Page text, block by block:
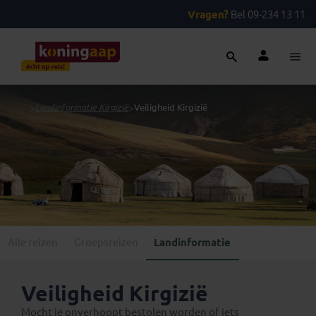
Vragen? Bel 09-234 13 11
Landinformatie Kirgizië >Veiligheid Kirgizië
Landinformatie
Veiligheid Kirgizië
Mocht je onverhoopt bestolen worden of iets